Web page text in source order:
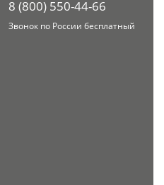
8 (800) 550-44-66
Звонок по России бесплатный